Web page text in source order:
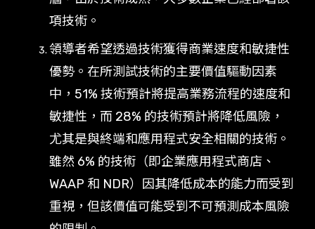
項技術。
領導者希望透過技術獲得商業速度和敏捷性
優勢。在所測試技術的主要價值驅動因素
中，51% 技術預計將提高業務流程的速度和
敏捷性，而 28% 的技術預計將降低風險，
尤其是與終端和應用程式安全相關的技術。
雖然 6% 的技術（即企業應用程式商店、
WAAP 和 NDR）因其降低成本的能力而受到
重視，但該價值可能受到不可預測成本風險